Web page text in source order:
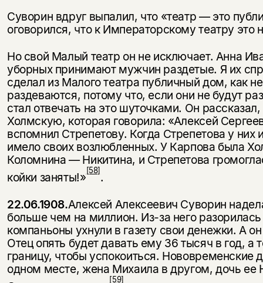
Суворин вдруг выпалил, что «театр — это
оговорился, что к Императорскому театру это
Но свой Малый театр он не исключает. Анна
уборных принимают мужчин раздетые. Я их
сделал из Малого театра публичный дом, как
раздеваются, потому что, если они не будут
стал отвечать на это шуточками. Он
Холмскую, которая говорила: «Алексей
вспомнил Стрепетову. Когда Стрепетова у них
имело своих возлюбленных. У Карпова была
Коломнина — Никитина, и Стре­петова
койки заняты!»[58].
22.06.1908.Алексей Алексеевич Суворин
больше чем на миллион. Из-за него
компаньоны ухнули в газету свои денежки. А
Отец опять будет давать ему 36 тысяч в год, а
границу, чтобы успокоиться. Нововременские
одном месте, жена Михаила в другом, дочь ее
[59]